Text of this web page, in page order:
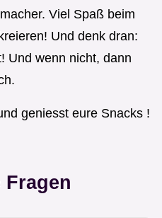
Viel Spaß beim
Und denk dran:
Und wenn nicht, dann
geniesst eure Snacks !